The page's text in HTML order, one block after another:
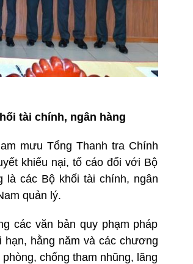
tài chính, ngân hàng
mưu Tổng Thanh tra Chính
khiếu nại, tố cáo đối với Bộ
là các Bộ khối tài chính, ngân
quản lý.
các văn bản quy phạm pháp
hằng năm và các chương
chống tham nhũng, lãng